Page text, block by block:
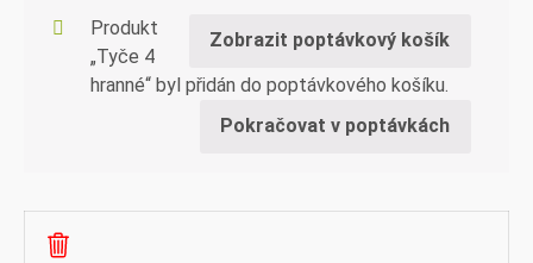
Zobrazit poptávkový košík
Produkt
„Tyče 4
hranné“ byl přidán do poptávkového košíku.
Pokračovat v poptávkách